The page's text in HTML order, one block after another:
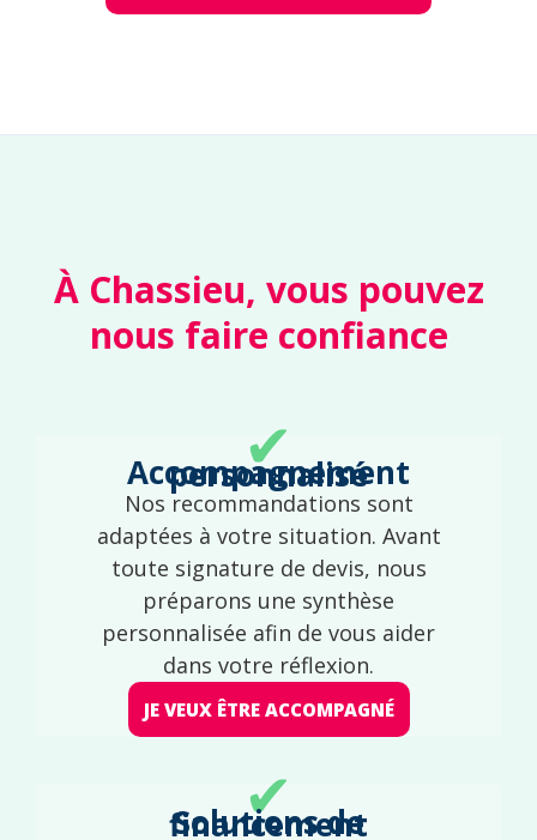
À Chassieu, vous pouvez
nous faire confiance
✔
Accompagnement personnalisé
Nos recommandations sont
adaptées à votre situation. Avant
toute signature de devis, nous
préparons une synthèse
personnalisée afin de vous aider
dans votre réflexion.
JE VEUX ÊTRE ACCOMPAGNÉ
✔
Solutions de financement